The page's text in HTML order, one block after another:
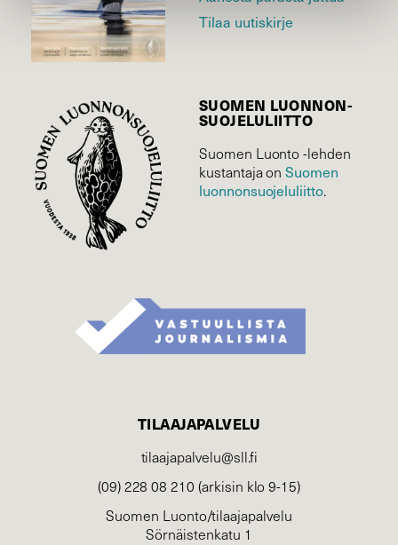
Tilaa uutiskirje
SUOMEN LUONNON­
SUOJELU­LIITTO
Suomen Luonto -lehden
kustantaja onSuomen
luonnonsuojelu­liitto.
TILAAJAPALVELU
tilaajapalvelu@sll.fi
(09) 228 08 210 (arkisin klo 9-15)
Suomen Luonto/tilaajapalvelu
Sörnäistenkatu 1